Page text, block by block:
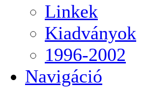
Linkek
Kiadványok
1996-2002
Navigáció